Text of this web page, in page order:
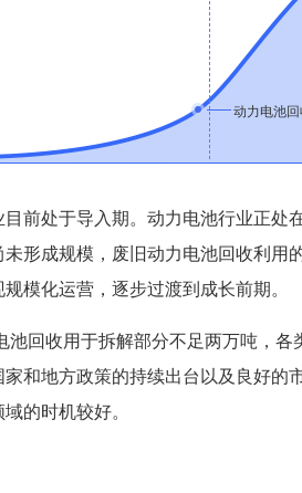
动力电池
前处于导入期。动力电池行业正处
形成规模，废旧动力电池回收利
模化运营，逐步过渡到成长前期。
池回收用于拆解部分不足两万吨，
和地方政策的持续出台以及良好
的时机较好。